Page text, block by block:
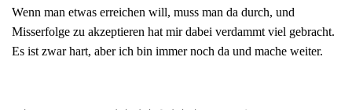
Wenn man etwas erreichen will, muss man da durch, und
Misserfolge zu akzeptieren hat mir dabei verdammt viel gebracht.
Es ist zwar hart, aber ich bin immer noch da und mache weiter.